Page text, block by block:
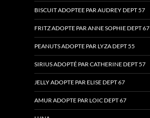
BISCUIT ADOPTEE PAR AUDREY DEPT 57
FRITZ ADOPTE PAR ANNE SOPHIE DEPT 67
PEANUTS ADOPTE PAR LYZA DEPT 55
SIRIUS ADOPTÉ PAR CATHERINE DEPT 57
JELLY ADOPTE PAR ELISE DEPT 67
AMUR ADOPTE PAR LOIC DEPT 67